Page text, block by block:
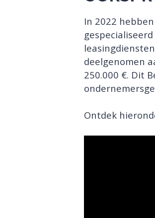
In 2022
deelgenomen
250.000 €. Dit
Ontdek